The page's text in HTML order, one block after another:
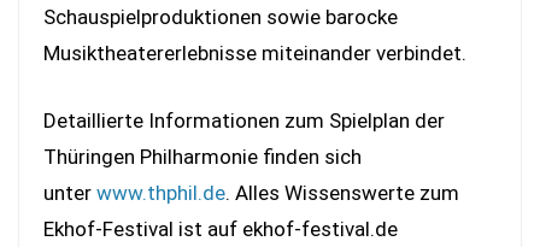
Schauspielproduktionen sowie barocke
Musiktheatererlebnisse miteinander verbindet.
Detaillierte Informationen zum Spielplan der
Thüringen Philharmonie finden sich
unter www.thphil.de. Alles Wissenswerte zum
Ekhof-Festival ist auf ekhof-festival.de